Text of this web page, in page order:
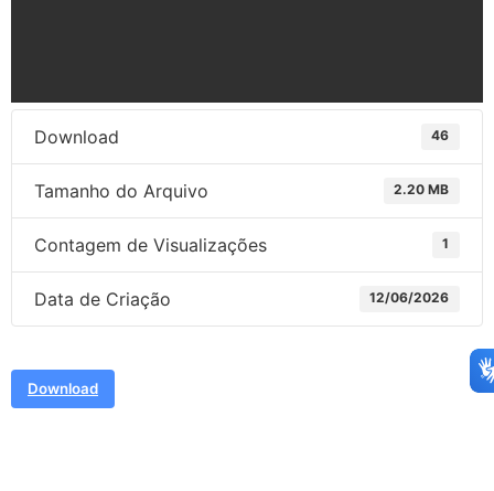
Download 46
Tamanho do Arquivo 2.20 MB
Contagem de Visualizações 1
Data de Criação 12/06/2026
Download